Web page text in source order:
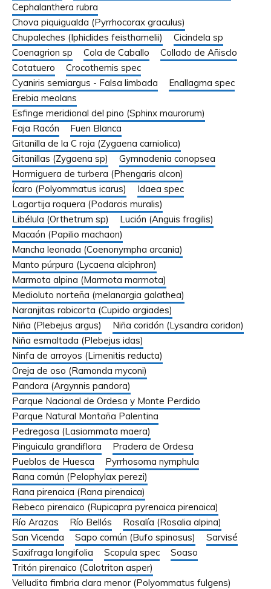
Cephalanthera rubra
Chova piquigualda (Pyrrhocorax graculus)
Chupaleches (Iphiclides feisthamelii)
Cicindela sp
Coenagrion sp
Cola de Caballo
Collado de Añisclo
Cotatuero
Crocothemis spec
Cyaniris semiargus - Falsa limbada
Enallagma spec
Erebia meolans
Esfinge meridional del pino (Sphinx maurorum)
Faja Racón
Fuen Blanca
Gitanilla de la C roja (Zygaena carniolica)
Gitanillas (Zygaena sp)
Gymnadenia conopsea
Hormiguera de turbera (Phengaris alcon)
Ícaro (Polyommatus icarus)
Idaea spec
Lagartija roquera (Podarcis muralis)
Libélula (Orthetrum sp)
Lución (Anguis fragilis)
Macaón (Papilio machaon)
Mancha leonada (Coenonympha arcania)
Manto púrpura (Lycaena alciphron)
Marmota alpina (Marmota marmota)
Medioluto norteña (melanargia galathea)
Naranjitas rabicorta (Cupido argiades)
Niña (Plebejus argus)
Niña coridón (Lysandra coridon)
Niña esmaltada (Plebejus idas)
Ninfa de arroyos (Limenitis reducta)
Oreja de oso (Ramonda myconi)
Pandora (Argynnis pandora)
Parque Nacional de Ordesa y Monte Perdido
Parque Natural Montaña Palentina
Pedregosa (Lasiommata maera)
Pinguicula grandiflora
Pradera de Ordesa
Pueblos de Huesca
Pyrrhosoma nymphula
Rana común (Pelophylax perezi)
Rana pirenaica (Rana pirenaica)
Rebeco pirenaico (Rupicapra pyrenaica pirenaica)
Río Arazas
Río Bellós
Rosalía (Rosalia alpina)
San Vicenda
Sapo común (Bufo spinosus)
Sarvisé
Saxifraga longifolia
Scopula spec
Soaso
Tritón pirenaico (Calotriton asper)
Velludita fimbria clara menor (Polyommatus fulgens)